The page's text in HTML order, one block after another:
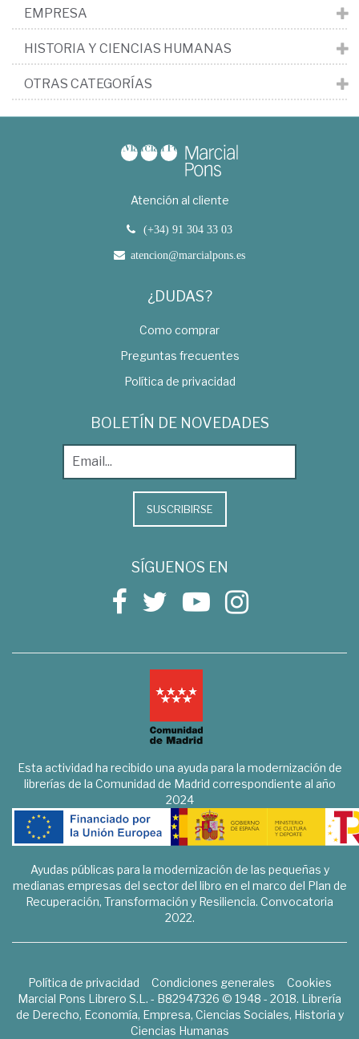
EMPRESA
HISTORIA Y CIENCIAS HUMANAS
OTRAS CATEGORÍAS
Atención al cliente
(+34) 91 304 33 03
atencion@marcialpons.es
¿DUDAS?
Como comprar
Preguntas frecuentes
Política de privacidad
BOLETÍN DE NOVEDADES
SUSCRIBIRSE
SÍGUENOS EN
Esta actividad ha recibido una ayuda para la modernización de
librerías de la Comunidad de Madrid correspondiente al año
2024
Ayudas públicas para la modernización de las pequeñas y
medianas empresas del sector del libro en el marco del Plan de
Recuperación, Transformación y Resiliencia. Convocatoria
2022.
Política de privacidad Condiciones generales
Cookies
Marcial Pons Librero S.L. - B82947326 © 1948 - 2018. Librería
de Derecho, Economía, Empresa, Ciencias Sociales, Historia y
Ciencias Humanas